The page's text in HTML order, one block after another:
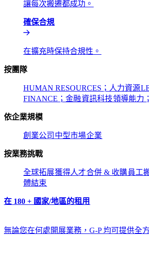
讓每次搬遷都成功。​​
確保合規​​
在擴充時保持合規性。​​
按團隊​​
HUMAN RESOURCES；人力資源​​
FINANCE；金融​​資訊科技​​領導能力
依企業規模​​
創業公司​​ 中型市場​​企業​​
按業務挑戰​​
全球拓展​​獲得人才​​合併 & 收購​​員工
體結束​​
在 180 + 國家/地區的租用​​
無論您在何處開展業務，G-P 均可提供全